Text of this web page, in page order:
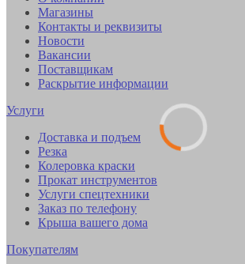
Магазины
Контакты и реквизиты
Новости
Вакансии
Поставщикам
Раскрытие информации
Услуги
Доставка и подъем
Резка
Колеровка краски
Прокат инструментов
Услуги спецтехники
Заказ по телефону
Крыша вашего дома
Покупателям